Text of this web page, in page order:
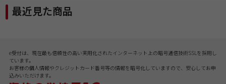
最近見た商品
e受付は、現在最も信頼性の高い実用化されたインターネット上の暗号通信技術SSLを採用し
ています。
お客様の個人情報やクレジットカード番号等の情報を暗号化していますので、安心してお申
込みいただけます。